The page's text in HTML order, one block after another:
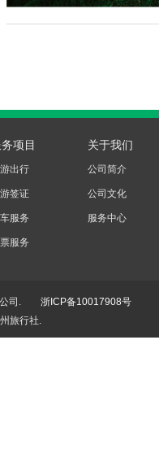
项目
出行
签证
服务
服务
关于我们
公司简介
公司文化
服务中心
公司. 浙ICP备10017908号
旅行社.